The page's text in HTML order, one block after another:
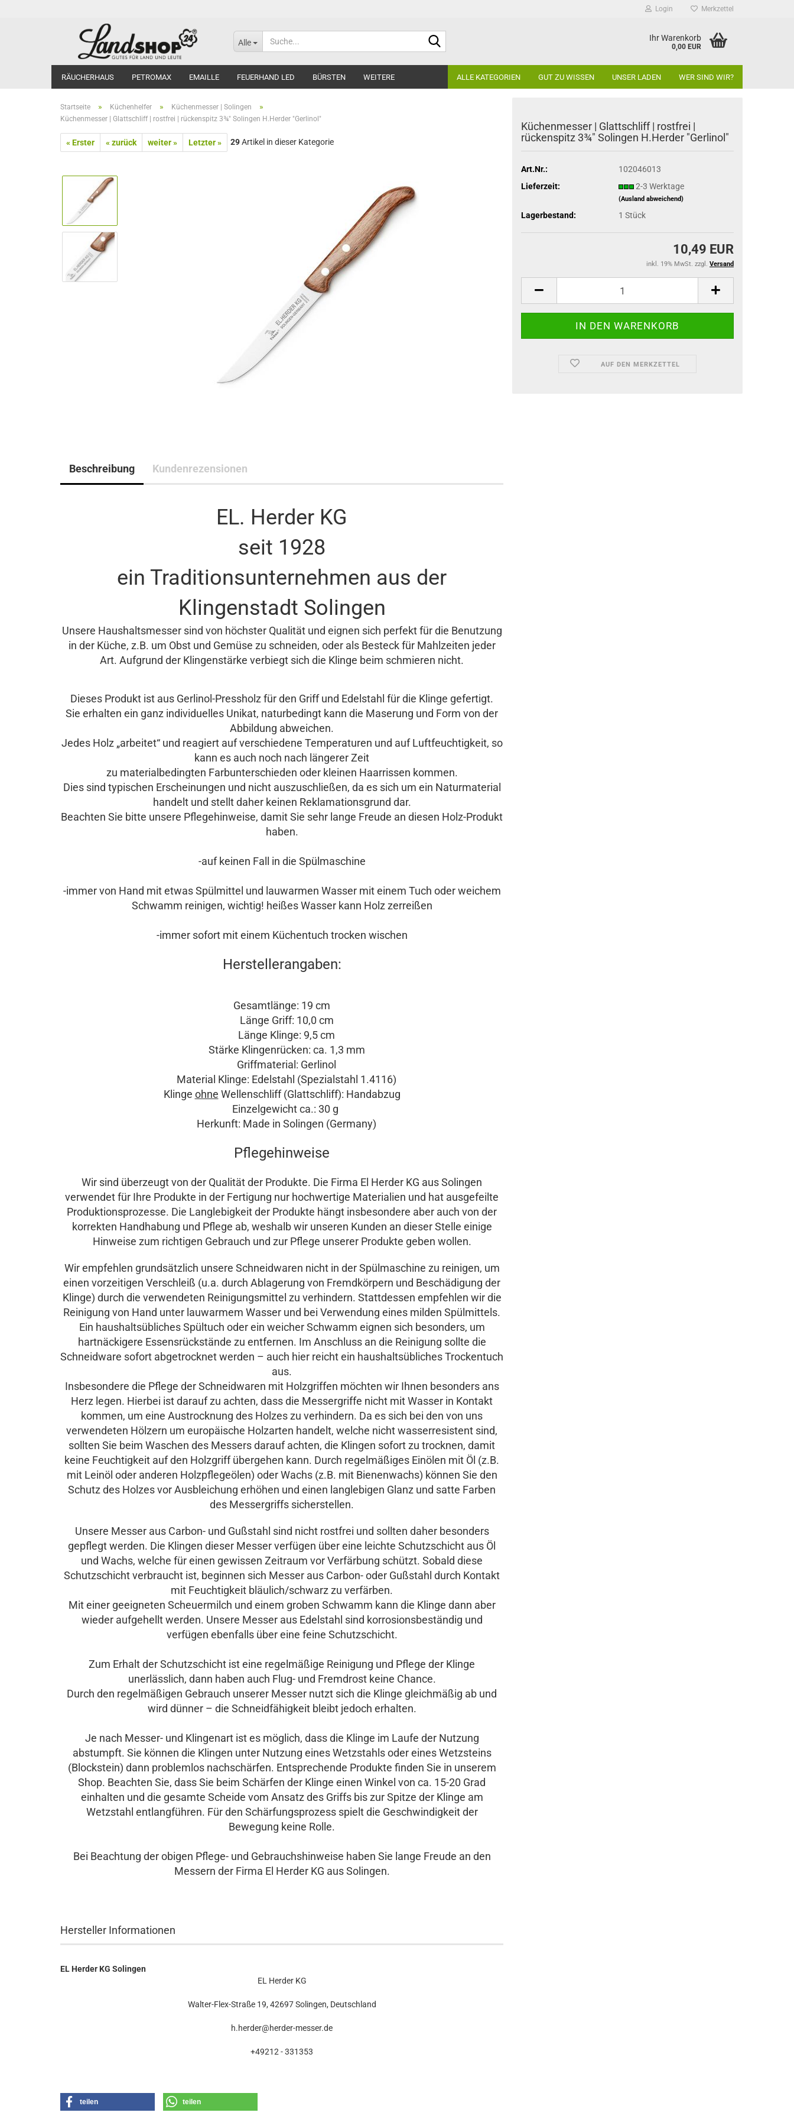
Login Merkzettel
Alle Ihr Warenkorb
0,00 EUR
RÄUCHERHAUS PETROMAX EMAILLE FEUERHAND LED BÜRSTEN ALLE KATEGORIEN GUT ZU WISSEN UNSER LADEN WER SIND WIR?
WEITERE
Startseite » Küchenhelfer » Küchenmesser | Solingen »
Küchenmesser | Glattschliff | rostfrei | rückenspitz 3¾" Solingen H.Herder "Gerlinol"
« Erster « zurück weiter » Letzter » 29Artikel in dieser Kategorie
Küchenmesser | Glattschliff | rostfrei |
rückenspitz 3¾" Solingen H.Herder "Gerlinol"
Art.Nr.:
102046013
Lieferzeit:
2-3 Werktage
(Ausland abweichend)
Lagerbestand: 1 Stück
10,49 EUR
inkl. 19% MwSt. zzgl. Versand
AUF DEN MERKZETTEL
Beschreibung Kundenrezensionen
EL. Herder KG
seit 1928
ein Traditionsunternehmen aus der
Klingenstadt Solingen
Unsere Haushaltsmesser sind von höchster Qualität und eignen sich perfekt für die Benutzung
in der Küche, z.B. um Obst und Gemüse zu schneiden, oder als Besteck für Mahlzeiten jeder
Art. Aufgrund der Klingenstärke verbiegt sich die Klinge beim schmieren nicht.
Dieses Produkt ist aus Gerlinol-Pressholz für den Griff und Edelstahl für die Klinge gefertigt.
Sie erhalten ein ganz individuelles Unikat, naturbedingt kann die Maserung und Form von der
Abbildung abweichen.
Jedes Holz „arbeitet“ und reagiert auf verschiedene Temperaturen und auf Luftfeuchtigkeit, so
kann es auch noch nach längerer Zeit
zu materialbedingten Farbunterschieden oder kleinen Haarrissen kommen.
Dies sind typischen Erscheinungen und nicht auszuschließen, da es sich um ein Naturmaterial
handelt und stellt daher keinen Reklamationsgrund dar.
Beachten Sie bitte unsere Pflegehinweise, damit Sie sehr lange Freude an diesen Holz-Produkt
haben.
-auf keinen Fall in die Spülmaschine
-immer von Hand mit etwas Spülmittel und lauwarmen Wasser mit einem Tuch oder weichem
Schwamm reinigen, wichtig! heißes Wasser kann Holz zerreißen
-immer sofort mit einem Küchentuch trocken wischen
Herstellerangaben:
Gesamtlänge: 19 cm
Länge Griff: 10,0 cm
Länge Klinge: 9,5 cm
Stärke Klingenrücken: ca. 1,3 mm
Griffmaterial: Gerlinol
Material Klinge: Edelstahl (Spezialstahl 1.4116)
Klinge ohne Wellenschliff (Glattschliff): Handabzug
Einzelgewicht ca.: 30 g
Herkunft: Made in Solingen (Germany)
Pflegehinweise
Wir sind überzeugt von der Qualität der Produkte. Die Firma El Herder KG aus Solingen
verwendet für Ihre Produkte in der Fertigung nur hochwertige Materialien und hat ausgefeilte
Produktionsprozesse. Die Langlebigkeit der Produkte hängt insbesondere aber auch von der
korrekten Handhabung und Pflege ab, weshalb wir unseren Kunden an dieser Stelle einige
Hinweise zum richtigen Gebrauch und zur Pflege unserer Produkte geben wollen.
Wir empfehlen grundsätzlich unsere Schneidwaren nicht in der Spülmaschine zu reinigen, um
einen vorzeitigen Verschleiß (u.a. durch Ablagerung von Fremdkörpern und Beschädigung der
Klinge) durch die verwendeten Reinigungsmittel zu verhindern. Stattdessen empfehlen wir die
Reinigung von Hand unter lauwarmem Wasser und bei Verwendung eines milden Spülmittels.
Ein haushaltsübliches Spültuch oder ein weicher Schwamm eignen sich besonders, um
hartnäckigere Essensrückstände zu entfernen. Im Anschluss an die Reinigung sollte die
Schneidware sofort abgetrocknet werden – auch hier reicht ein haushaltsübliches Trockentuch
aus.
Insbesondere die Pflege der Schneidwaren mit Holzgriffen möchten wir Ihnen besonders ans
Herz legen. Hierbei ist darauf zu achten, dass die Messergriffe nicht mit Wasser in Kontakt
kommen, um eine Austrocknung des Holzes zu verhindern. Da es sich bei den von uns
verwendeten Hölzern um europäische Holzarten handelt, welche nicht wasserresistent sind,
sollten Sie beim Waschen des Messers darauf achten, die Klingen sofort zu trocknen, damit
keine Feuchtigkeit auf den Holzgriff übergehen kann. Durch regelmäßiges Einölen mit Öl (z.B.
mit Leinöl oder anderen Holzpflegeölen) oder Wachs (z.B. mit Bienenwachs) können Sie den
Schutz des Holzes vor Ausbleichung erhöhen und einen langlebigen Glanz und satte Farben
des Messergriffs sicherstellen.
Unsere Messer aus Carbon- und Gußstahl sind nicht rostfrei und sollten daher besonders
gepflegt werden. Die Klingen dieser Messer verfügen über eine leichte Schutzschicht aus Öl
und Wachs, welche für einen gewissen Zeitraum vor Verfärbung schützt. Sobald diese
Schutzschicht verbraucht ist, beginnen sich Messer aus Carbon- oder Gußstahl durch Kontakt
mit Feuchtigkeit bläulich/schwarz zu verfärben.
Mit einer geeigneten Scheuermilch und einem groben Schwamm kann die Klinge dann aber
wieder aufgehellt werden. Unsere Messer aus Edelstahl sind korrosionsbeständig und
verfügen ebenfalls über eine feine Schutzschicht.
Zum Erhalt der Schutzschicht ist eine regelmäßige Reinigung und Pflege der Klinge
unerlässlich, dann haben auch Flug- und Fremdrost keine Chance.
Durch den regelmäßigen Gebrauch unserer Messer nutzt sich die Klinge gleichmäßig ab und
wird dünner – die Schneidfähigkeit bleibt jedoch erhalten.
Je nach Messer- und Klingenart ist es möglich, dass die Klinge im Laufe der Nutzung
abstumpft. Sie können die Klingen unter Nutzung eines Wetzstahls oder eines Wetzsteins
(Blockstein) dann problemlos nachschärfen. Entsprechende Produkte finden Sie in unserem
Shop. Beachten Sie, dass Sie beim Schärfen der Klinge einen Winkel von ca. 15-20 Grad
einhalten und die gesamte Scheide vom Ansatz des Griffs bis zur Spitze der Klinge am
Wetzstahl entlangführen. Für den Schärfungsprozess spielt die Geschwindigkeit der
Bewegung keine Rolle.
Bei Beachtung der obigen Pflege- und Gebrauchshinweise haben Sie lange Freude an den
Messern der Firma El Herder KG aus Solingen.
Hersteller Informationen
EL Herder KG Solingen
EL Herder KG
Walter-Flex-Straße 19, 42697 Solingen, Deutschland
h.herder@herder-messer.de
+49212 - 331353
teilen teilen